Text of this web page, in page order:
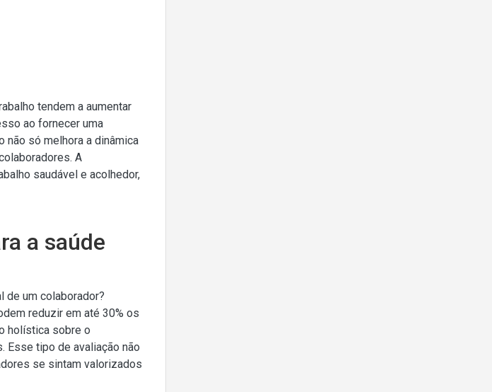
tendem a aumentar
ao fornecer uma
só melhora a dinâmica
A
saudável e acolhedor,
a saúde
de um colaborador?
reduzir em até 30% os
holística sobre o
Esse tipo de avaliação não
se sintam valorizados